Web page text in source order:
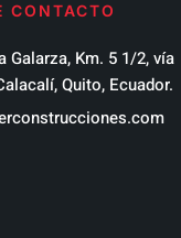
CONTACTO
Galarza, Km. 5 1/2, vía
Quito, Ecuador.